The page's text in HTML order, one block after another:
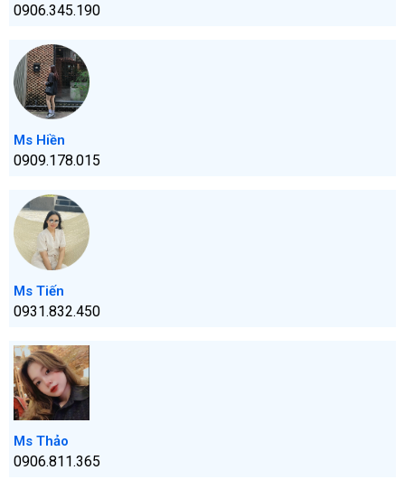
0906.345.190
Ms Hiền
0909.178.015
Ms Tiến
0931.832.450
Ms Thảo
0906.811.365